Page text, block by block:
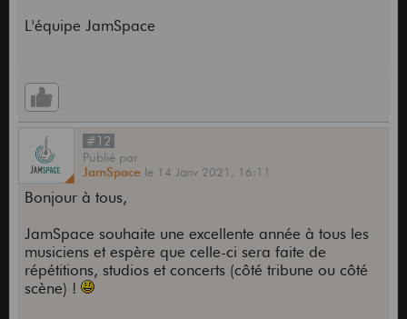
L'équipe JamSpace
#12
Publié par
JamSpace le 14 Janv 2021, 16:11
Bonjour à tous,
JamSpace souhaite une excellente année à tous les
musiciens et espère que celle-ci sera faite de
répétitions, studios et concerts (côté tribune ou côté
scène) !